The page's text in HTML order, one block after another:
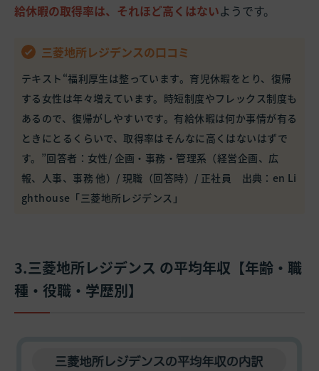
給休暇の取得率は、それほど高くはないようです。
三菱地所レジデンスの口コミ
テキスト“福利厚生は整っています。育児休暇をとり、復帰
する女性は年々増えています。時短制度やフレックス制度も
あるので、復帰がしやすいです。有給休暇は何か事情が有る
ときにとるくらいで、取得率はそんなに高くはないはずで
す。”回答者：女性/ 企画・事務・管理系（経営企画、広
報、人事、事務 他）/ 現職（回答時）/ 正社員 出典： en Li
ghthouse「三菱地所レジデンス」
3.三菱地所レジデンス の平均年収【年齢・職
種・役職・学歴別】